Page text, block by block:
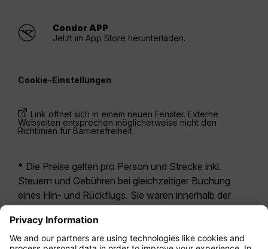
Condor APP
Jetzt im App Store herunterladen.
Cookie-Einstellungen
Link öffnet sich in einem neuen Fenster. Externe
Webseiten entsprechen möglicherweise nicht den
Richtlinien für Barrierefreiheit.
* Die Preise gelten pro Person und Strecke inkl.
Steuern und Gebühren bei gleichzeitiger Buchung
eines Hin- und Rückflugs. Sie waren innerhalb der
möglicherweise nicht mehr aktuell. Bei den für die
Economy Class angegebenen Tarifen handelt es